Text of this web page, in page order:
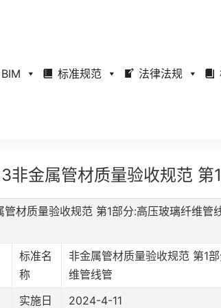
BIM 标准规范 法律法规
金属管材质量验收规范 第
材质量验收规范 第1部分:高压玻璃纤维管
标准名
称
非金属管材质量验收规范 第1
维管线管
实施日 2024-4-11